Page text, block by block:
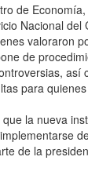
de
Nacional del
valoraron
de
así
para
la nueva
de la